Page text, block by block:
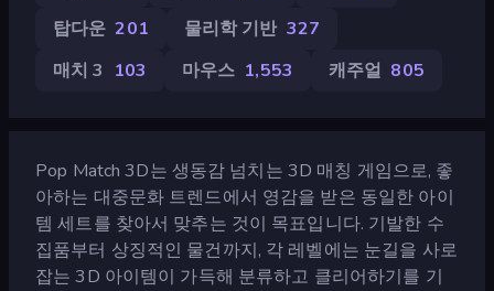
탑다운 201 물리학 기반 327
매치 3 103 마우스 1,553 캐주얼 805
Pop Match 3D는 생동감 넘치는 3D 매칭 게임으로, 좋
아하는 대중문화 트렌드에서 영감을 받은 동일한 아이
템 세트를 찾아서 맞추는 것이 목표입니다. 기발한 수
집품부터 상징적인 물건까지, 각 레벨에는 눈길을 사로
잡는 3D 아이템이 가득해 분류하고 클리어하기를 기